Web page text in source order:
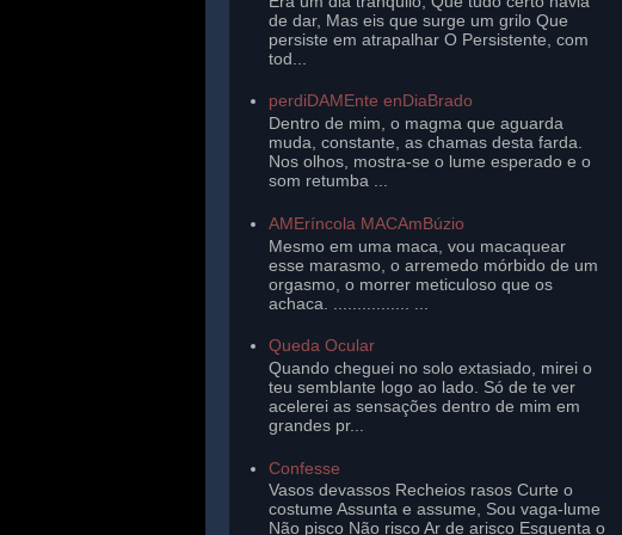
de dar, Mas eis que surge um grilo Que
persiste em atrapalhar O Persistente, com
tod...
perdiDAMEnte enDiaBrado
Dentro de mim, o magma que aguarda
muda, constante, as chamas desta farda.
Nos olhos, mostra-se o lume esperado e o
som retumba ...
AMEríncola MACAmBúzio
Mesmo em uma maca, vou macaquear
esse marasmo, o arremedo mórbido de um
orgasmo, o morrer meticuloso que os
achaca. ................ ...
Queda Ocular
Quando cheguei no solo extasiado, mirei o
teu semblante logo ao lado. Só de te ver
acelerei as sensações dentro de mim em
grandes pr...
Confesse
Vasos devassos Recheios rasos Curte o
costume Assunta e assume, Sou vaga-lume
Não pisco Não risco Ar de arisco Esquenta o